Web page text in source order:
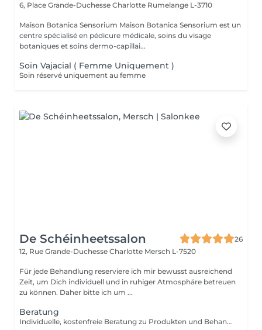
6, Place Grande-Duchesse Charlotte Rumelange L-3710
Maison Botanica Sensorium Maison Botanica Sensorium est un
centre spécialisé en pédicure médicale, soins du visage
botaniques et soins dermo-capillai...
Soin Vajacial ( Femme Uniquement )
Soin réservé uniquement au femme
De Schéinheetssalon
26
12, Rue Grande-Duchesse Charlotte Mersch L-7520
Für jede Behandlung reserviere ich mir bewusst ausreichend
Zeit, um Dich individuell und in ruhiger Atmosphäre betreuen
zu können. Daher bitte ich um ...
Beratung
Individuelle, kostenfreie Beratung zu Produkten und Behandlungen einzeln oder ergänzend zu jeder Anwendung buchbar.